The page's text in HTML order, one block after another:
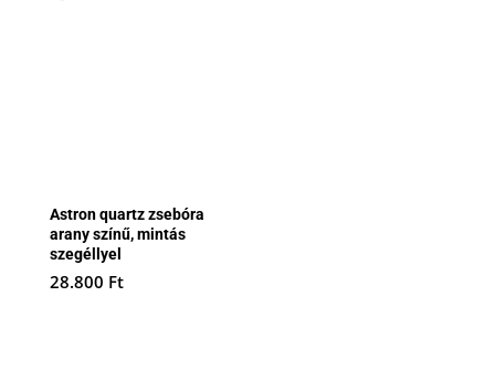
Astron quartz zsebóra
arany színű, mintás
szegéllyel
28.800 Ft